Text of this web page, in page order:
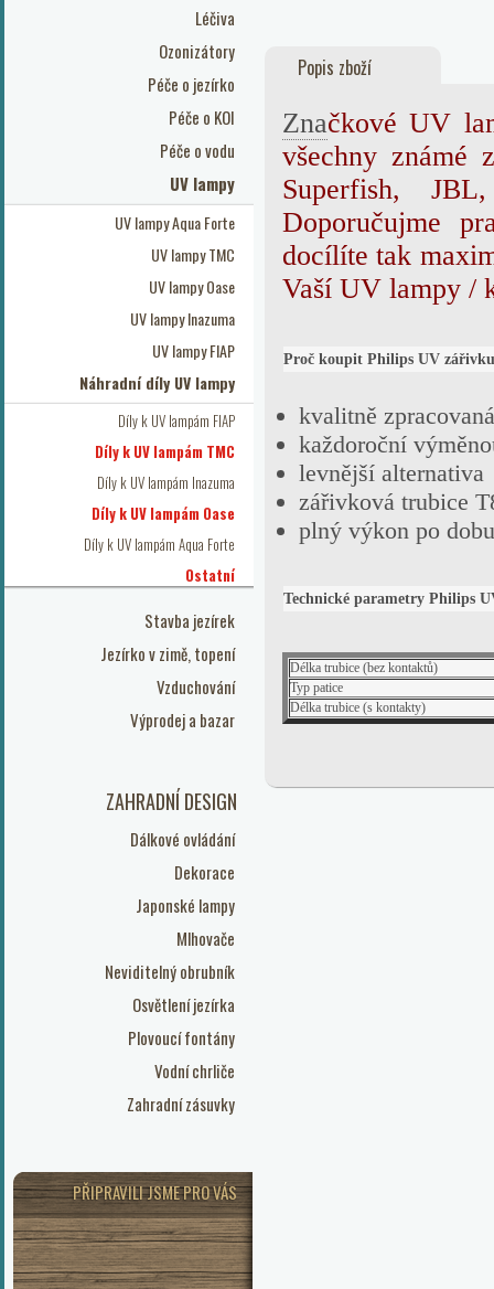
Léčiva
Ozonizátory
Péče o jezírko
Péče o KOI
Péče o vodu
UV lampy
UV lampy Aqua Forte
UV lampy TMC
UV lampy Oase
UV lampy Inazuma
UV lampy FIAP
Náhradní díly UV lampy
Díly k UV lampám FIAP
Díly k UV lampám TMC
Díly k UV lampám Inazuma
Díly k UV lampám Oase
Díly k UV lampám Aqua Forte
Ostatní
Stavba jezírek
Jezírko v zimě, topení
Vzduchování
Výprodej a bazar
ZAHRADNÍ DESIGN
Dálkové ovládání
Dekorace
Japonské lampy
Mlhovače
Neviditelný obrubník
Osvětlení jezírka
Plovoucí fontány
Vodní chrliče
Zahradní zásuvky
PŘIPRAVILI JSME PRO VÁS
Popis zboží
ZnačkovéUV
všechny známé
Superfish,
Doporučujme
docílíte tak
Vaší UV lampy /
Proč koupit Philips UV
kvalitně
každoroční
levnější
zářivková trubice
plný výkon po
Technické parametry Philips
Délka trubice (bez kontaktů)
Typ patice
Délka trubice (s kontakty)